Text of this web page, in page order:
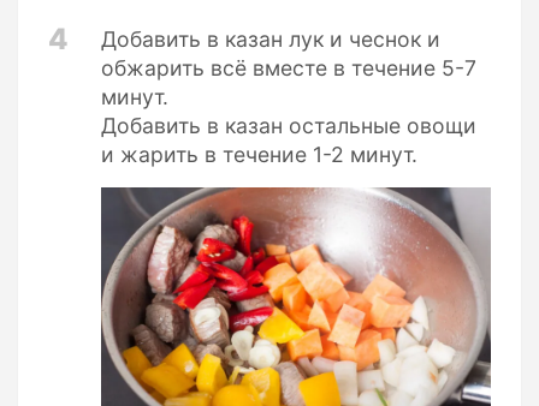
4
Добавить в казан лук и чеснок и
обжарить всё вместе в течение 5-7
минут.
Добавить в казан остальные овощи
и жарить в течение 1-2 минут.